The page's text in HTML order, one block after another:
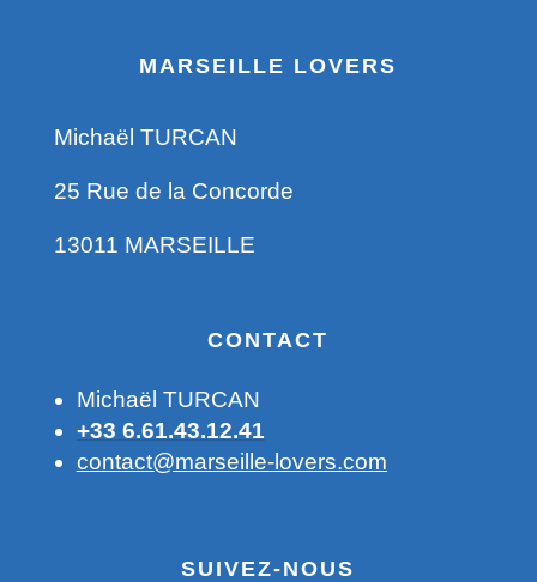
MARSEILLE LOVERS
Michaël TURCAN
25 Rue de la Concorde
13011 MARSEILLE
CONTACT
Michaël TURCAN
+33 6.61.43.12.41
contact@marseille-lovers.com
SUIVEZ-NOUS